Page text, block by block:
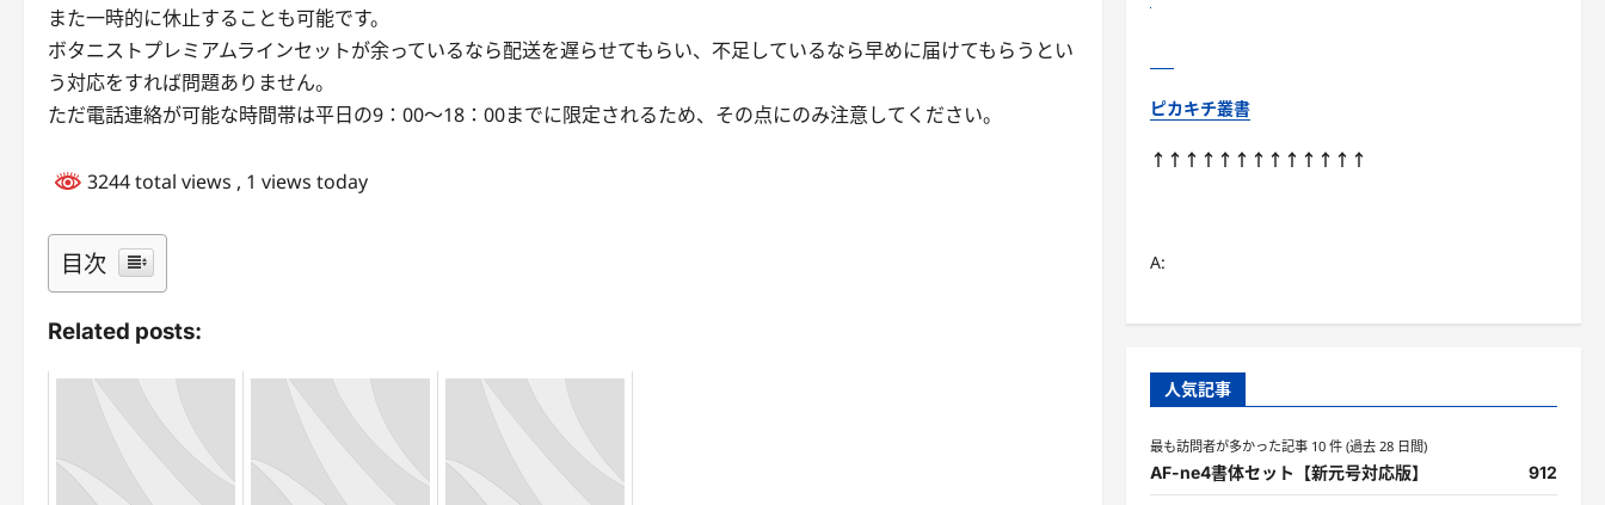
また一時的に休止することも可能です。
ボタニストプレミアムラインセットが余っているなら配送を遅らせてもらい、不足しているなら早めに届けてもらうとい
う対応をすれば問題ありません。
ただ電話連絡が可能な時間帯は平日の9：00～18：00までに限定されるため、その点にのみ注意してください。
3244 total views , 1 views today
目次
Related posts:
ピカキチ叢書
↑↑↑↑↑↑↑↑↑↑↑↑↑
A:
人気記事
最も訪問者が多かった記事 10 件 (過去 28 日間)
AF-ne4書体セット【新元号対応版】 912